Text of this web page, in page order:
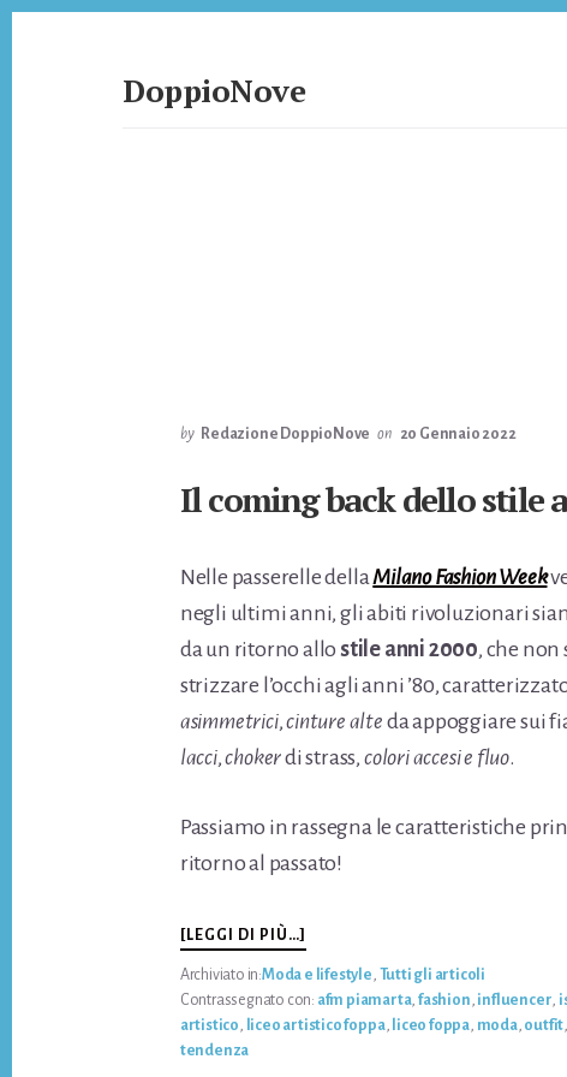
DoppioNove
by Redazione DoppioNove on 20 Gennaio 2022
Il coming back dello stile
Nelle passerelle dellaMilano Fashion Week
negli ultimi anni, gli abiti rivoluzionari
da un ritorno allostile anni 2000, che non
strizzare l’occhi agli anni ’80,
asimmetrici,cinture alte da appoggiare sui
lacci,chokerdi strass, colori accesi e fluo.
Passiamo in rassegna le caratteristiche
ritorno al passato!
[LEGGI DI PIÙ…]
COMING
BACK
DELLO
STILE
Archiviato in:Moda e lifestyle, Tutti gli articoli
Contrassegnato con: afm piamarta,fashion, influencer,
artistico, liceo artistico foppa, liceo foppa, moda, outfit,
tendenza